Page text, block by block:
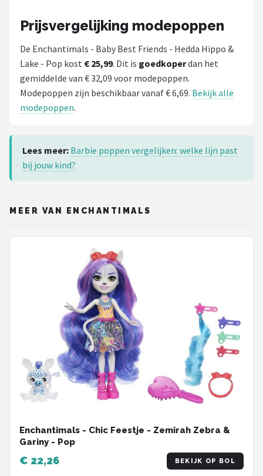
Prijsvergelijking modepoppen
De Enchantimals - Baby Best Friends - Hedda Hippo &
Lake - Pop kost € 25,99. Dit is goedkoperdan het
gemiddelde van € 32,09 voor modepoppen.
Modepoppen zijn beschikbaar vanaf € 6,69. Bekijk alle
modepoppen.
Lees meer: Barbie poppen vergelijken: welke lijn past
bij jouw kind?
MEER VAN ENCHANTIMALS
Enchantimals - Chic Feestje - Zemirah Zebra &
Gariny - Pop
€ 22,26 BEKIJK OP BOL